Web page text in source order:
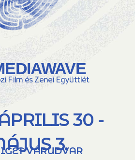
Film és Zenei Együttlét
30 -
3.
VÁRUDVAR